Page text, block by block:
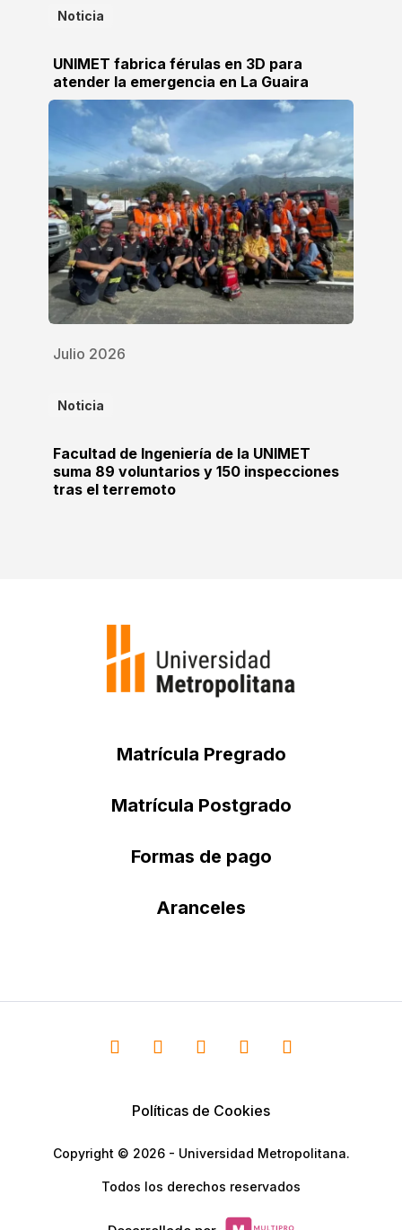
Noticia
UNIMET fabrica férulas en 3D para
atender la emergencia en La Guaira
Julio 2026
Noticia
Facultad de Ingeniería de la UNIMET
suma 89 voluntarios y 150 inspecciones
tras el terremoto
Matrícula Pregrado
Matrícula Postgrado
Formas de pago
Aranceles
Políticas de Cookies
Copyright © 2026 - Universidad Metropolitana.
Todos los derechos reservados